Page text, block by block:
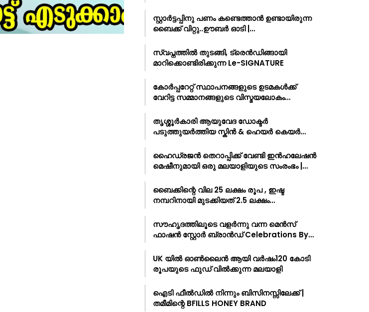
സ്റ്റാർട്ടപ്പിനു പണം കണ്ടെത്താൻ ഉണ്ടായിരുന്ന
ബൈക്ക് വിറ്റു..ഊബർ ഓടി |…
സ്വപ്നത്തിൽ തുടങ്ങി, ട്രെൻഡിങ്ങായി
മാറിക്കൊണ്ടിരിക്കുന്ന Le-SIGNATURE
കോർപ്പറേറ്റ് സ്ഥാപനങ്ങളുടെ ഉടമകൾക്ക്
വേറിട്ട സമ്മാനങ്ങളുടെ വിസ്മയലോകം…
തൃശ്ശൂർകാരി ആയുവേദ ഡോക്ടർ
പടുത്തുയർത്തിയ സ്കിൻ & ഹെയർ കെയർ…
ഹൈഡ്രജൻ തെറാപ്പിക്ക് വേണ്ടി ഇൻഹലേഷൻ
മെഷീനുമായി ഒരു മലയാളിയുടെ സംരംഭം |…
ബൈക്കിന്റെ വില 25 ലക്ഷം രൂപ , ഇഷ്ട
നമ്പറിനായി മുടക്കിയത് 2.5 ലക്ഷം…
സൗഹൃദത്തിലൂടെ വളർന്നു വന്ന മെൻസ്
ഫാഷൻ സ്റ്റോർ ബ്രാൻഡ് Celebrations By…
UK യിൽ ഓൺലൈൻ ആയി വർഷം120 കോടി
രൂപയുടെ ഫുഡ് വിൽക്കുന്ന മലയാളി
ഐടി ഫീൽഡിൽ നിന്നും ബിസിനസ്സിലേക്ക് |
തമീമിന്റെ BFILLS HONEY BRAND